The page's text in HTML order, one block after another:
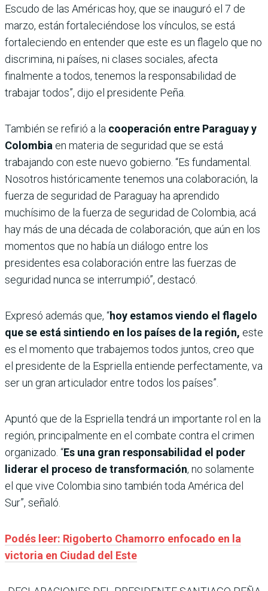
Escudo de las Américas hoy, que se inauguró el 7 de
marzo, están fortaleciéndose los vínculos, se está
fortaleciendo en entender que este es un flagelo que no
discrimina, ni países, ni clases sociales, afecta
finalmente a todos, tenemos la responsabilidad de
trabajar todos”, dijo el presidente Peña.
También se refirió a la cooperación entre Paraguay y
Colombia en materia de seguridad que se está
trabajando con este nuevo gobierno. “Es fundamental.
Nosotros históricamente tenemos una colaboración, la
fuerza de seguridad de Paraguay ha aprendido
muchísimo de la fuerza de seguridad de Colombia, acá
hay más de una década de colaboración, que aún en los
momentos que no había un diálogo entre los
presidentes esa colaboración entre las fuerzas de
seguridad nunca se interrumpió”, destacó.
Expresó además que, “hoy estamos viendo el flagelo
que se está sintiendo en los países de la región, este
es el momento que trabajemos todos juntos, creo que
el presidente de la Espriella entiende perfectamente, va
ser un gran articulador entre todos los países”.
Apuntó que de la Espriella tendrá un importante rol en la
región, principalmente en el combate contra el crimen
organizado. “Es una gran responsabilidad el poder
liderar el proceso de transformación, no solamente
el que vive Colombia sino también toda América del
Sur”, señaló.
Podés leer: Rigoberto Chamorro enfocado en la
victoria en Ciudad del Este